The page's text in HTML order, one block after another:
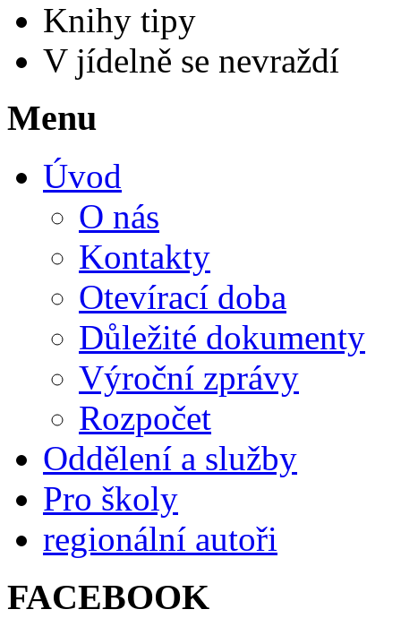
Knihy tipy
V jídelně se nevraždí
Menu
Úvod
O nás
Kontakty
Otevírací doba
Důležité dokumenty
Výroční zprávy
Rozpočet
Oddělení a služby
Pro školy
regionální autoři
FACEBOOK